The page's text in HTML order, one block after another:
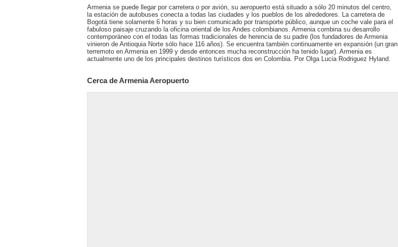
Armenia se puede llegar por carretera o por avión, su aeropuerto está situado a sólo 20 minutos del centro,
la estación de autobuses conecta a todas las ciudades y los pueblos de los alrededores. La carretera de
Bogotá tiene solamente 6 horas y su bien comunicado por transporte público, aunque un coche vale para el
fabuloso paisaje cruzando la oficina oriental de los Andes colombianos. Armenia combina su desarrollo
contemporáneo con el todas las formas tradicionales de herencia de su padre (los fundadores de Armenia
vinieron de Antioquia Norte sólo hace 116 años). Se encuentra también continuamente en expansión (un gran
terremoto en Armenia en 1999 y desde entonces mucha reconstrucción ha tenido lugar). Armenia es
actualmente uno de los principales destinos turísticos dos en Colombia. Por Olga Lucia Rodriguez Hyland.
Cerca de Armenia Aeropuerto